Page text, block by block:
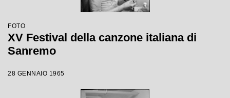
FOTO
XV Festival della canzone italiana di
Sanremo
28 GENNAIO 1965